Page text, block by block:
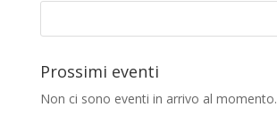
Prossimi eventi
Non ci sono eventi in arrivo al momento.